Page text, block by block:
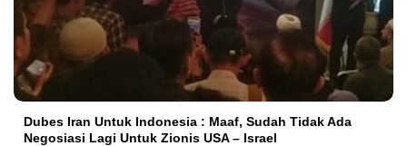
Dubes Iran Untuk Indonesia : Maaf, Sudah Tidak Ada
Negosiasi Lagi Untuk Zionis USA – Israel